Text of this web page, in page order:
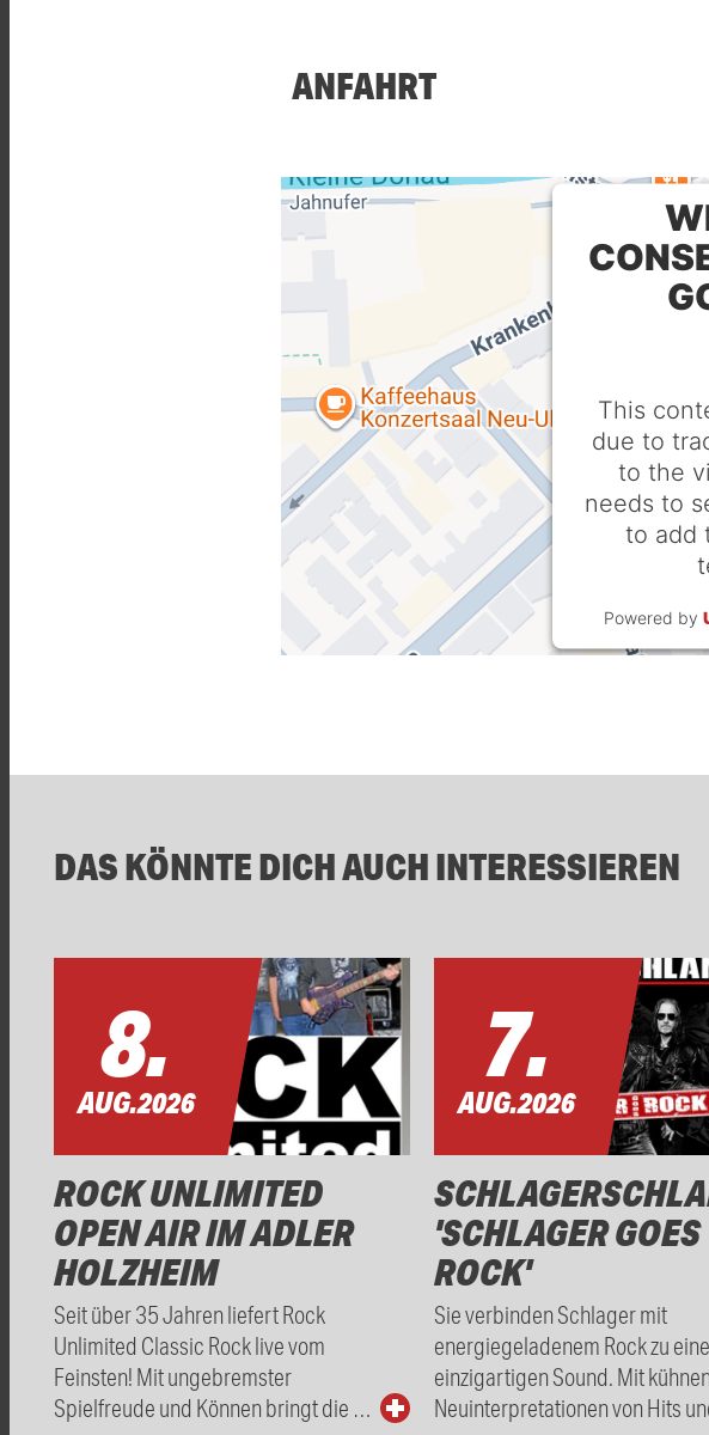
ANFAHRT
This
due to
to the
needs to
to add
Powered by
DAS KÖNNTE DICH AUCH INTERESSIEREN
8.
AUG.2026
ROCK UNLIMITED
OPEN AIR IM ADLER
HOLZHEIM
Seit über 35 Jahren liefert Rock
Unlimited Classic Rock live vom
Feinsten! Mit ungebremster
Spielfreude und Können bringt die …
7.
AUG.2026
'SCHLAGER GOES
ROCK'
Sie verbinden Schlager mit
energiegeladenem Rock zu
einzigartigen Sound. Mit kühnen
Neuinterpretationen von Hits